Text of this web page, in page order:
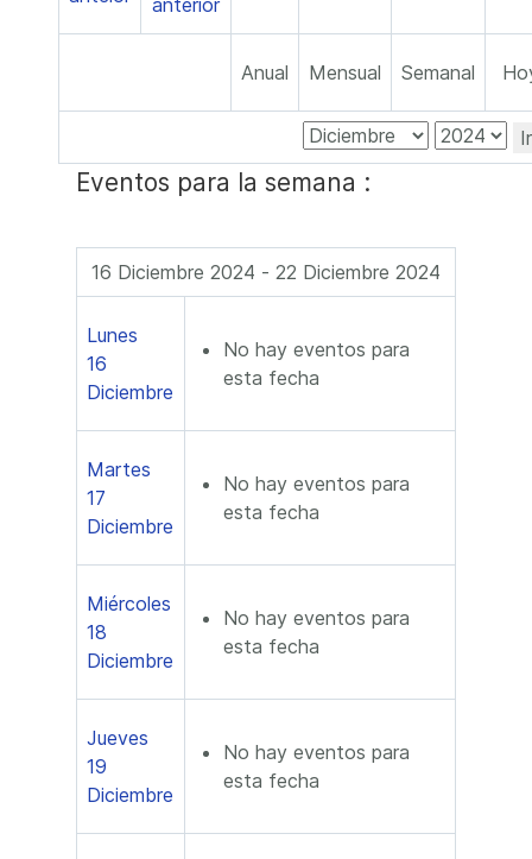
Anual Mensual Semanal
Eventos para la semana :
16 Diciembre 2024 - 22 Diciembre 2024
Lunes
16
Diciembre
No hay eventos para
esta fecha
Martes
17
Diciembre
No hay eventos para
esta fecha
Miércoles
18
Diciembre
No hay eventos para
esta fecha
Jueves
19
Diciembre
No hay eventos para
esta fecha